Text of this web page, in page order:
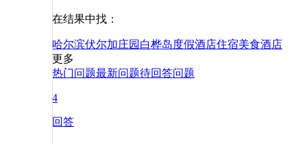
在结果中找：
哈尔滨伏尔加庄园白桦岛度假酒店住宿美食酒店
更多
热门问题最新问题待回答问题
4
回答